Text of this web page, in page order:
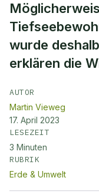
wurde
erklären die
AUTOR
Martin Vieweg
17. April 2023
LESEZEIT
3 Minuten
RUBRIK
Erde & Umwelt